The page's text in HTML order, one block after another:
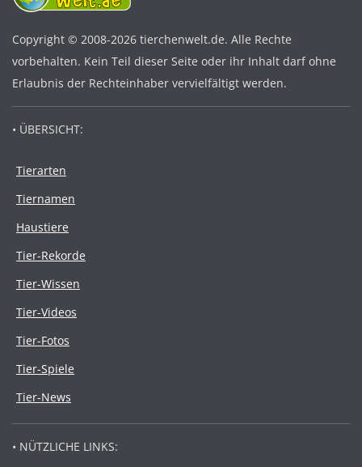
Copyright © 2008-2026 tierchenwelt.de. Alle Rechte
vorbehalten. Kein Teil dieser Seite oder ihr Inhalt darf ohne
Erlaubnis der Rechteinhaber vervielfältigt werden.
• ÜBERSICHT:
Tierarten
Tiernamen
Haustiere
Tier-Rekorde
Tier-Wissen
Tier-Videos
Tier-Fotos
Tier-Spiele
Tier-News
• NÜTZLICHE LINKS: